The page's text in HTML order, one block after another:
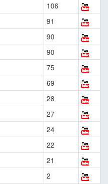
106
91
90
90
75
69
28
27
24
22
21
2